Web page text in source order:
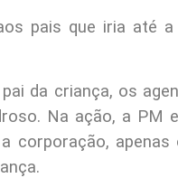
pais que iria até
da criança, os
Na ação, a PM
corporação,